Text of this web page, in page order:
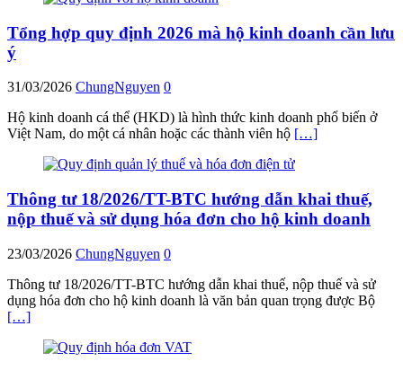
Tổng hợp quy định 2026 mà hộ kinh doanh cần lưu
ý
31/03/2026 ChungNguyen 0
Hộ kinh doanh cá thể (HKD) là hình thức kinh doanh phổ biến ở
Việt Nam, do một cá nhân hoặc các thành viên hộ […]
Thông tư 18/2026/TT-BTC hướng dẫn khai thuế,
nộp thuế và sử dụng hóa đơn cho hộ kinh doanh
23/03/2026 ChungNguyen 0
Thông tư 18/2026/TT-BTC hướng dẫn khai thuế, nộp thuế và sử
dụng hóa đơn cho hộ kinh doanh là văn bản quan trọng được Bộ
[…]